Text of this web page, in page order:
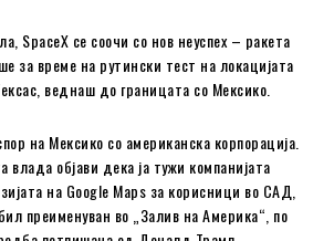
SpaceX се соочи со нов неуспех – ракета
за време на рутински тест на локацијата
веднаш до границата со Мексико.
на Мексико со американска корпорација.
влада објави дека ја тужи компанијата
на Google Maps за корисници во САД,
преименуван во „Залив на Америка“, по